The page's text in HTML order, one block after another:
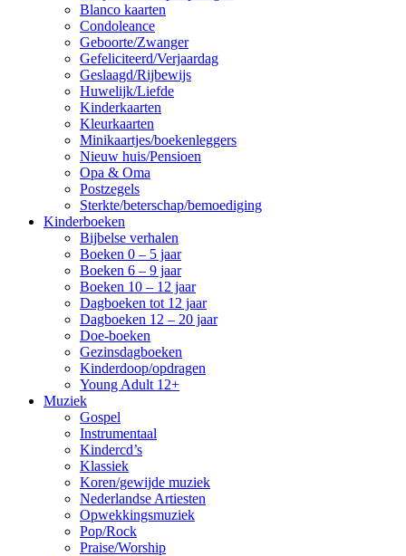
Blanco kaarten
Condoleance
Geboorte/Zwanger
Gefeliciteerd/Verjaardag
Geslaagd/Rijbewijs
Huwelijk/Liefde
Kinderkaarten
Kleurkaarten
Minikaartjes/boekenleggers
Nieuw huis/Pensioen
Opa & Oma
Postzegels
Sterkte/beterschap/bemoediging
Kinderboeken
Bijbelse verhalen
Boeken 0 – 5 jaar
Boeken 6 – 9 jaar
Boeken 10 – 12 jaar
Dagboeken tot 12 jaar
Dagboeken 12 – 20 jaar
Doe-boeken
Gezinsdagboeken
Kinderdoop/opdragen
Young Adult 12+
Muziek
Gospel
Instrumentaal
Kindercd’s
Klassiek
Koren/gewijde muziek
Nederlandse Artiesten
Opwekkingsmuziek
Pop/Rock
Praise/Worship